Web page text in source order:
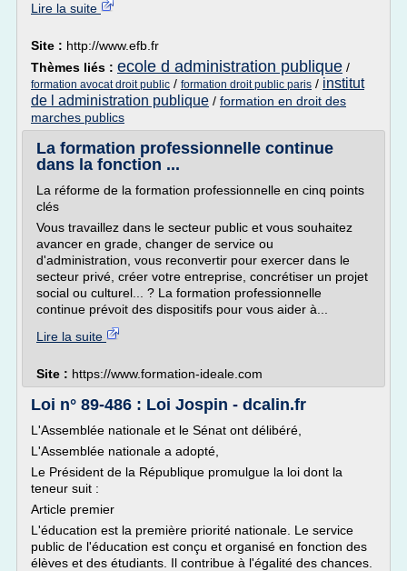
Lire la suite
Site : http://www.efb.fr
Thèmes liés : ecole d administration publique /
formation avocat droit public / formation droit public paris / institut
de l administration publique / formation en droit des
marches publics
La formation professionnelle continue
dans la fonction ...
La réforme de la formation professionnelle en cinq points
clés
Vous travaillez dans le secteur public et vous souhaitez
avancer en grade, changer de service ou
d'administration, vous reconvertir pour exercer dans le
secteur privé, créer votre entreprise, concrétiser un projet
social ou culturel... ? La formation professionnelle
continue prévoit des dispositifs pour vous aider à...
Lire la suite
Site : https://www.formation-ideale.com
Loi n° 89-486 : Loi Jospin - dcalin.fr
L'Assemblée nationale et le Sénat ont délibéré,
L'Assemblée nationale a adopté,
Le Président de la République promulgue la loi dont la
teneur suit :
Article premier
L'éducation est la première priorité nationale. Le service
public de l'éducation est conçu et organisé en fonction des
élèves et des étudiants. Il contribue à l'égalité des chances.